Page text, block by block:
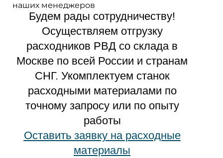
наших менеджеров
Будем рады сотрудничеству!
Осуществляем отгрузку
расходников РВД со склада в
Москве по всей России и странам
СНГ. Укомплектуем станок
расходными материалами по
точному запросу или по опыту
работы
Оставить заявку на расходные
материалы